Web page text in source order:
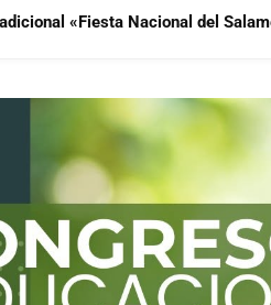
«Fiesta Nacional del